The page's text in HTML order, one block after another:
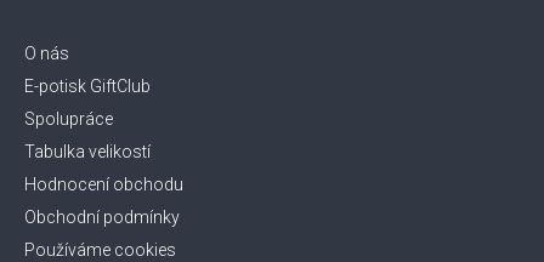
O nás
E-potisk GiftClub
Spolupráce
Tabulka velikostí
Hodnocení obchodu
Obchodní podmínky
Používáme cookies